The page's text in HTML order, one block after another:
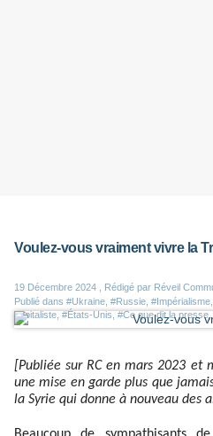
Voulez-vous vraiment vivre la
19 Décembre 2024 , Rédigé par Réveil
Publié dans #Ukraine #Russie #Impérialisme
capitaliste,#États-Unis,#Ce que dit la presse,
[Publiée sur RC en mars 2023 et
une mise en garde plus que
la Syrie qui donne à nouveau des